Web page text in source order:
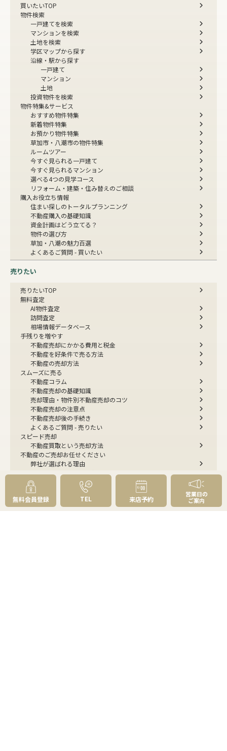
買いたいTOP
物件検索
一戸建てを検索
マンションを検索
土地を検索
学区マップから探す
沿線・駅から探す
一戸建て
マンション
土地
投資物件を検索
物件特集&サービス
おすすめ物件特集
新着物件特集
お預かり物件特集
草加市・八潮市の物件特集
ルームツアー
今すぐ見られる一戸建て
今すぐ見られるマンション
選べる4つの見学コース
リフォーム・建築・住み替えのご相談
購入お役立ち情報
住まい探しのトータルプランニング
不動産購入の基礎知識
資金計画はどう立てる？
物件の選び方
草加・八潮の魅力百選
よくあるご質問 - 買いたい
売りたい
売りたいTOP
無料査定
AI物件査定
訪問査定
相場情報データベース
手残りを増やす
不動産売却にかかる費用と税金
不動産を好条件で売る方法
不動産の売却方法
スムーズに売る
不動産コラム
不動産売却の基礎知識
売却理由・物件別不動産売却のコツ
不動産売却の注意点
不動産売却後の手続き
よくあるご質問 - 売りたい
スピード売却
不動産買取という売却方法
不動産のご売却お任せください
弊社が選ばれる理由
売却成功ストーリー40選
売却成約事例
お預かり物件掲載実例
無料実査定予約
無料会員登録 TEL 来店予約
営業日の
ご案内